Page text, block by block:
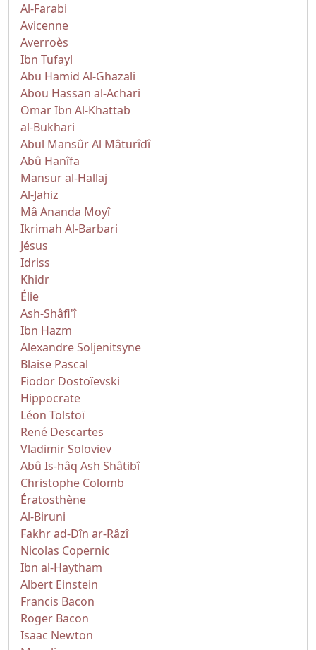
Al-Farabi
Avicenne
Averroès
Ibn Tufayl
Abu Hamid Al-Ghazali
Abou Hassan al-Achari
Omar Ibn Al-Khattab
al-Bukhari
Abul Mansûr Al Mâturîdî
Abû Hanîfa
Mansur al-Hallaj
Al-Jahiz
Mâ Ananda Moyî
Ikrimah Al-Barbari
Jésus
Idriss
Khidr
Élie
Ash-Shâfi'î
Ibn Hazm
Alexandre Soljenitsyne
Blaise Pascal
Fiodor Dostoïevski
Hippocrate
Léon Tolstoï
René Descartes
Vladimir Soloviev
Abû Is-hâq Ash Shâtibî
Christophe Colomb
Ératosthène
Al-Biruni
Fakhr ad-Dîn ar-Râzî
Nicolas Copernic
Ibn al-Haytham
Albert Einstein
Francis Bacon
Roger Bacon
Isaac Newton